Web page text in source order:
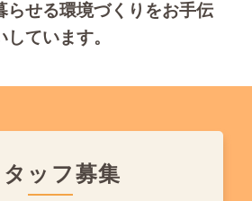
らせる環境づくりをお手伝
しています。
ッフ募集